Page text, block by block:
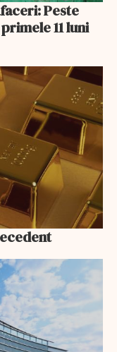
Peste
11 luni